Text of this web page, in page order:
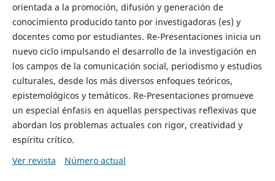
orientada a la promoción, difusión y generación de
conocimiento producido tanto por investigadoras (es) y
docentes como por estudiantes. Re-Presentaciones inicia un
nuevo ciclo impulsando el desarrollo de la investigación en
los campos de la comunicación social, periodismo y estudios
culturales, desde los más diversos enfoques teóricos,
epistemológicos y temáticos. Re-Presentaciones promueve
un especial énfasis en aquellas perspectivas reflexivas que
abordan los problemas actuales con rigor, creatividad y
espíritu crítico.
Ver revista
Número actual